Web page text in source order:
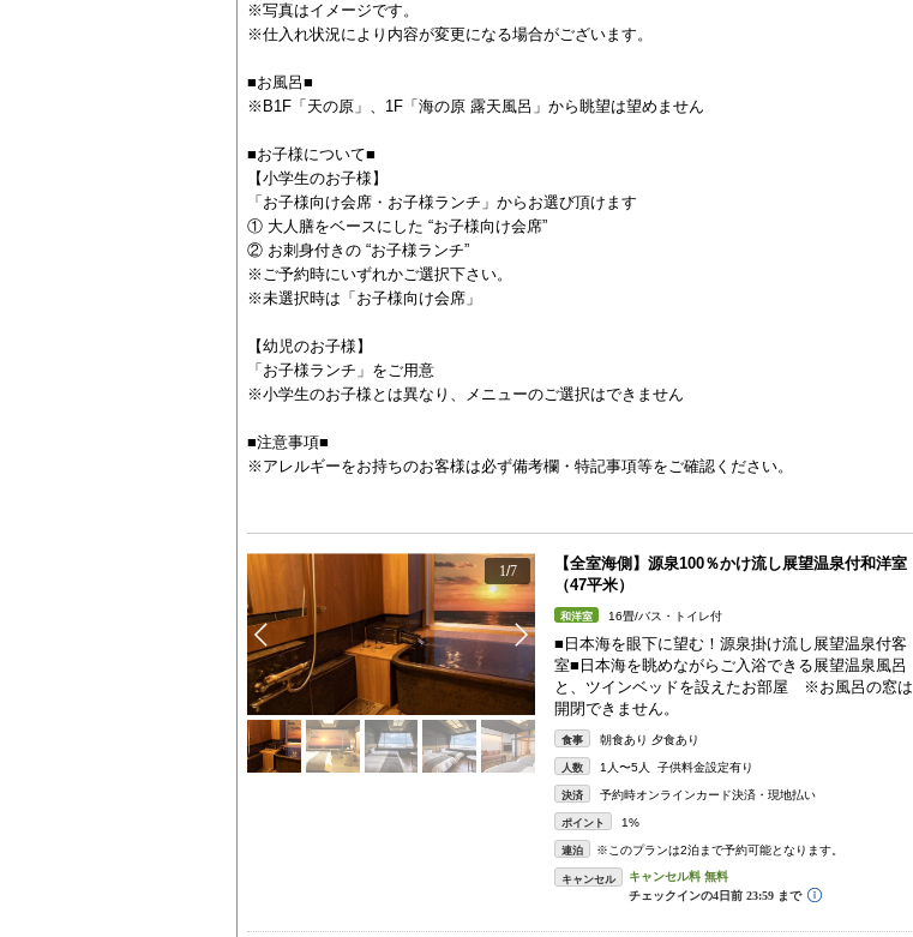
※写真はイメージです。
※仕入れ状況により内容が変更になる場合がございます。
■お風呂■
※B1F「天の原」、1F「海の原 露天風呂」から眺望は望めません
■お子様について■
【小学生のお子様】
「お子様向け会席・お子様ランチ」からお選び頂けます
① 大人膳をベースにした “お子様向け会席”
② お刺身付きの “お子様ランチ”
※ご予約時にいずれかご選択下さい。
※未選択時は「お子様向け会席」
【幼児のお子様】
「お子様ランチ」をご用意
※小学生のお子様とは異なり、メニューのご選択はできません
■注意事項■
※アレルギーをお持ちのお客様は必ず備考欄・特記事項等をご確認ください。
1/7
【全室海側】源泉100％かけ流し展望温泉付和洋室
（47平米）
和洋室 16畳/バス・トイレ付
■日本海を眼下に望む！源泉掛け流し展望温泉付客
室■日本海を眺めながらご入浴できる展望温泉風呂
と、ツインベッドを設えたお部屋 ※お風呂の窓は
開閉できません。
食事 朝食あり 夕食あり
人数 1人〜5人 子供料金設定有り
決済 予約時オンラインカード決済・現地払い
ポイント 1%
連泊 ※このプランは2泊まで予約可能となります。
キャンセル